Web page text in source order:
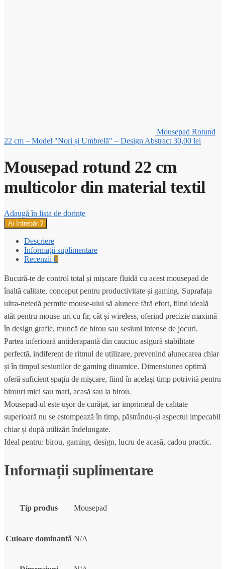
Mousepad Rotund
22 cm – Model "Nori și Umbrelă" – Design Abstract 30,00 lei
Mousepad rotund 22 cm
multicolor din material textil
Adaugă în lista de dorințe
Ai întrebări?
Descriere
Informații suplimentare
Recenzii 0
Bucură-te de control total și mișcare fluidă cu acest mousepad de
înaltă calitate, conceput pentru productivitate și gaming. Suprafața
ultra-netedă permite mouse-ului să alunece fără efort, fiind ideală
atât pentru mouse-uri cu fir, cât și wireless, oferind precizie maximă
în design grafic, muncă de birou sau sesiuni intense de jocuri.
Partea inferioară antiderapantă din cauciuc asigură stabilitate
perfectă, indiferent de ritmul de utilizare, prevenind alunecarea chiar
și în timpul sesiunilor de gaming dinamice. Dimensiunea optimă
oferă suficient spațiu de mișcare, fiind în același timp potrivită pentru
birouri mici sau mari, acasă sau la birou.
Mousepad-ul este ușor de curățat, iar imprimeul de calitate
superioară nu se estompează în timp, păstrându-și aspectul impecabil
chiar și după utilizări îndelungate.
Ideal pentru: birou, gaming, design, lucru de acasă, cadou practic.
Informații suplimentare
Tip produs Mousepad
Culoare dominantă N/A